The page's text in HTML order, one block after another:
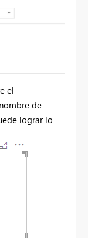
el
de
lograr lo